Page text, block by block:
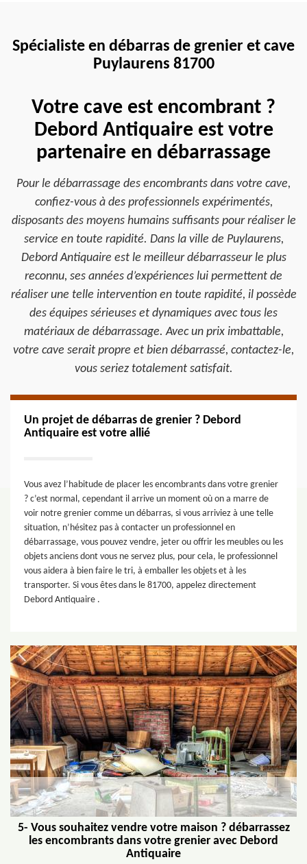
Spécialiste en débarras de grenier et cave
Puylaurens 81700
Votre cave est encombrant ?
Debord Antiquaire est votre
partenaire en débarrassage
Pour le débarrassage des encombrants dans votre cave,
confiez-vous à des professionnels expérimentés,
disposants des moyens humains suffisants pour réaliser le
service en toute rapidité. Dans la ville de Puylaurens,
Debord Antiquaire est le meilleur débarrasseur le plus
reconnu, ses années d’expériences lui permettent de
réaliser une telle intervention en toute rapidité, il possède
des équipes sérieuses et dynamiques avec tous les
matériaux de débarrassage. Avec un prix imbattable,
votre cave serait propre et bien débarrassé, contactez-le,
vous seriez totalement satisfait.
Un projet de débarras de grenier ? Debord
Antiquaire est votre allié
Vous avez l’habitude de placer les encombrants dans votre grenier
? c’est normal, cependant il arrive un moment où on a marre de
voir notre grenier comme un débarras, si vous arriviez à une telle
situation, n’hésitez pas à contacter un professionnel en
débarrassage, vous pouvez vendre, jeter ou offrir les meubles ou les
objets anciens dont vous ne servez plus, pour cela, le professionnel
vous aidera à bien faire le tri, à emballer les objets et à les
transporter. Si vous êtes dans le 81700, appelez directement
Debord Antiquaire .
5- Vous souhaitez vendre votre maison ? débarrassez
les encombrants dans votre grenier avec Debord
Antiquaire